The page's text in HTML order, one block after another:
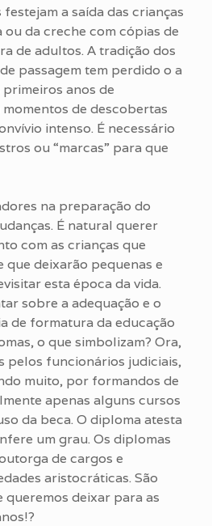
a saída das crianças
ou da creche com cópias de
de adultos. A tradição dos
passagem tem perdido o a
anos de
de descobertas
intenso. É necessário
ou “marcas” para que
na preparação do
É natural querer
com as crianças que
que deixarão pequenas e
esta época da vida.
sobre a adequação e o
de formatura da educação
o que simbolizam? Ora,
pelos funcionários judiciais,
muito, por formandos de
apenas alguns cursos
da beca. O diploma atesta
um grau. Os diplomas
de cargos e
aristocráticas. São
queremos deixar para as